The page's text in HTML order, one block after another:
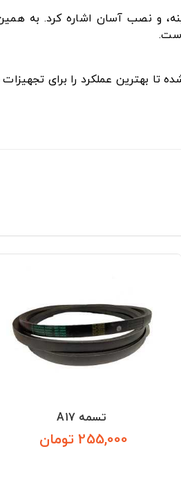
و نصب آسان اشاره کرد. به
تا بهترین عملکرد را برای
تسمه A17
255,000 تومان